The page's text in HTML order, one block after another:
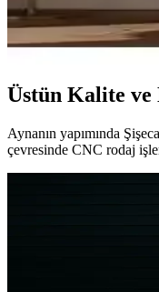
Ant Home'un Alfa
verir. Ev
Üstün Kalite ve
Aynanın yapımında
çevresinde CNC rodaj